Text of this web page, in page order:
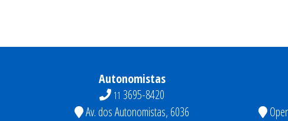
Autonomistas
11 3695-8420
Av. dos Autonomistas, 6036